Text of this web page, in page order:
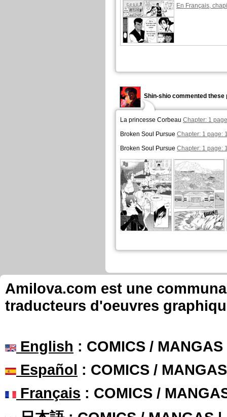
En Français,
Shin-shio commented these
La princesse Corbeau Chapter: 1
Broken Soul Pursue Chapter: 1 page:
Broken Soul Pursue Chapter: 1 page:
Amilova.com est une
traducteurs d'oeuvres
English : COMICS /
Español : COMICS /
Français : COMICS /